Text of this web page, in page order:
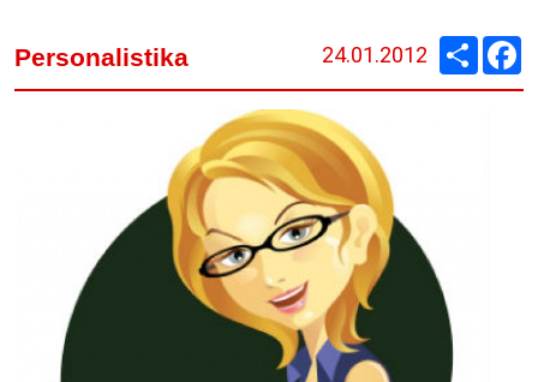
Personalistika 24.01.2012 Zdieľaj